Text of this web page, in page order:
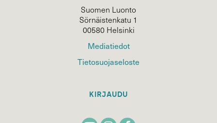
Suomen Luonto
Sörnäistenkatu 1
00580 Helsinki
Mediatiedot
Tietosuojaseloste
KIRJAUDU